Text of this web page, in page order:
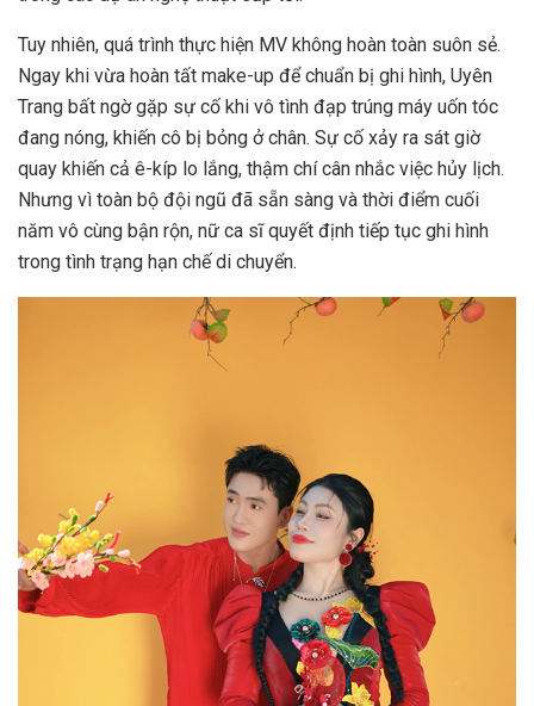
Tuy nhiên, quá trình thực hiện MV không hoàn toàn suôn sẻ.
Ngay khi vừa hoàn tất make-up để chuẩn bị ghi hình, Uyên
Trang bất ngờ gặp sự cố khi vô tình đạp trúng máy uốn tóc
đang nóng, khiến cô bị bỏng ở chân. Sự cố xảy ra sát giờ
quay khiến cả ê-kíp lo lắng, thậm chí cân nhắc việc hủy lịch.
Nhưng vì toàn bộ đội ngũ đã sẵn sàng và thời điểm cuối
năm vô cùng bận rộn, nữ ca sĩ quyết định tiếp tục ghi hình
trong tình trạng hạn chế di chuyển.